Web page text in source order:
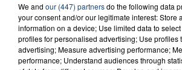
Mr Know It All
TEDDY SWIMS
We and our (447) partnersdo the following data
your consent and/or our legitimate interest: Store
information on a device; Use limited data to
profiles for personalised advertising; Use profiles
advertising; Measure advertising performance;
performance; Understand audiences through